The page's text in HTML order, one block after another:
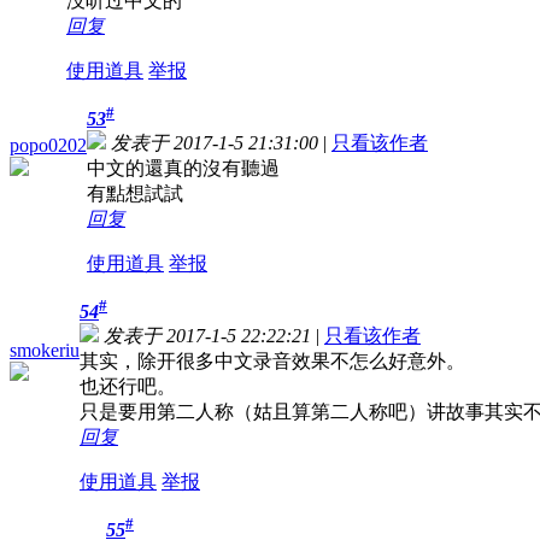
回复
使用道具 举报
popo0202
53#
发表于 2017-1-5 21:31:00 | 只看该作者
中文的還真的沒有聽過
有點想試試
回复
使用道具 举报
smokeriu
54#
发表于 2017-1-5 22:22:21 | 只看该作者
其实，除开很多中文录音效果不怎么好意外。
也还行吧。
只是要用第二人称（姑且算第二人称吧）讲故事其实不
回复
使用道具 举报
55#